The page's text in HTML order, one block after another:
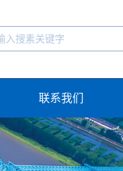
联系我们